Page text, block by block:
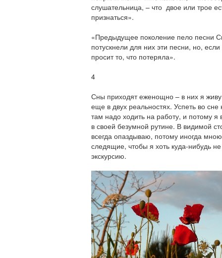
слушательница, – что двое или трое
признаться».
«Предыдущее поколение пело песни
потускнели для них эти песни, но,
просит то, что потеряла».
4
Сны приходят еженощно – в них я
еще в двух реальностях. Успеть во
там надо ходить на работу, и потому
в своей безумной рутине. В видимой
всегда опаздываю, потому иногда
следящие, чтобы я хоть куда-нибудь
экскурсию.